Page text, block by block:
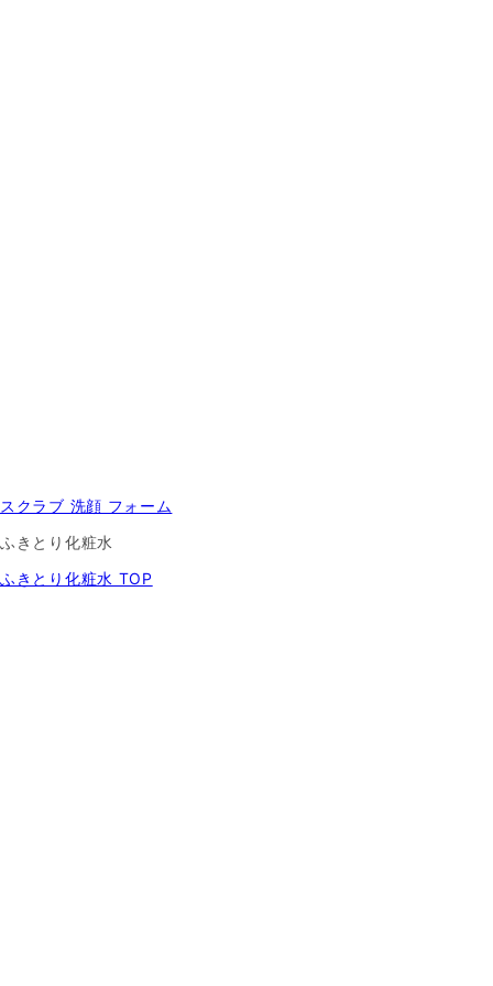
スクラブ 洗顔 フォーム
ふきとり化粧水
ふきとり化粧水 TOP